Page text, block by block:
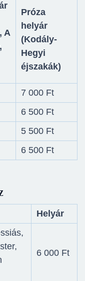
A
Próza
helyár
(Kodály-
Hegyi
éjszakák)
7 000 Ft
6 500 Ft
5 500 Ft
6 500 Ft
Helyár
6 000 Ft